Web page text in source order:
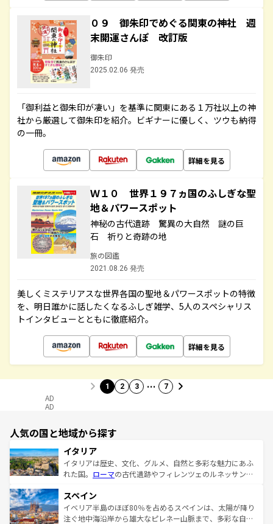
０９ 御朱印でめぐる関東の神社 週
末開運さんぽ 改訂版
御朱印
2025.02.06 発売
「御利益と御朱印が凄い」を基準に関東にある１万社以上の神
社から厳選して御朱印を紹介。ビギナーに優しく、ツウも納得
の一冊。
詳細を見る
Ｗ１０ 世界１９７ヵ国のふしぎな聖
地＆パワースポット
神秘の古代遺跡 驚異の大自然 謎の巨
石 祈りと奇跡の地
旅の図鑑
2021.08.26 発売
美しくミステリアスな世界各国の聖地＆パワースポットの特徴
を、明日誰かに話したくなるふしぎ雑学、5人のスペシャリス
トインタビューとともに徹底紹介。
詳細を見る
1 2 3 … 7
AD
AD
人気の国と地域から探す
イタリア
イタリアは歴史、文化、グルメ、自然と多彩な魅力にあふ
れた国。 ローマの古代遺跡やフィレンツェのルネッサンス
ろん、トスカーナの美しい田園風景やアマルフィ海岸の絶
景など、自然景観も見逃せない。観光の合間には、本場の
ピザやパスタなど、絶品のイタリア料理を堪能することも
スペイン
イベリア半島のほぼ80％を占めるスペインは、太陽が降り
注ぐ地中海沿岸から雄大なピレネー山脈まで、多彩な自然